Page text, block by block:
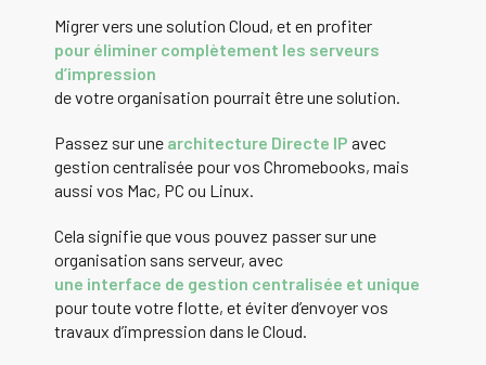
Migrer vers une solution Cloud, et en profiter
pour éliminer complètement les serveurs
d’impression
de votre organisation pourrait être une solution.
Passez sur une architecture Directe IP avec
gestion centralisée pour vos Chromebooks, mais
aussi vos Mac, PC ou Linux.
Cela signifie que vous pouvez passer sur une
organisation sans serveur, avec
une interface de gestion centralisée et unique
pour toute votre flotte, et éviter d’envoyer vos
travaux d’impression dans le Cloud.